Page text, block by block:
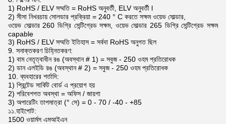
1) RoHS / ELV সম্মতি = RoHS অনুবর্তী, ELV অনুবর্তী l
2) সীসা নিখরচায় সোলডার প্রক্রিয়া = 240 ° C করতে সক্ষম ওয়েভ সোল্ডার,
ওয়েভ সোল্ডার 260 ডিগ্রি সেন্টিগ্রেড সক্ষম, ওয়েভ সোল্ডার 265 ডিগ্রি সেন্টিগ্রেড সক্ষম
capable
3) RoHS / ELV সম্মতি ইতিহাস = সর্বদা RoHS অনুগত ছিল
9. সনাক্তকরণ চিহ্নিতকরণ:
1) বাম নেতৃত্বাধীন রঙ (অবস্থান # 1) = সবুজ - 250 ওহম প্রতিরোধক
2) ডান এলইডি রঙ (অবস্থান # 2) = সবুজ - 250 ওহম প্রতিরোধক
10. ব্যবহারের শর্তাদি:
1) প্রিন্টেড সার্কিট বোর্ড এ প্রয়োগ হয়
2) পরিবেশগত অবস্থা = অফিস / জায়গা
3) অপারেটিং তাপমাত্রা (° সে) = 0 - 70 / -40 - +85
১১.হাইপোট:
1500 ওয়ার্মস এমআইএন